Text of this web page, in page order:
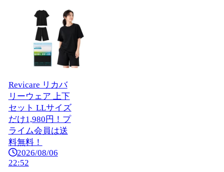
Revicare リカバ
リーウェア 上下
セット LLサイズ
だけ1,980円！プ
ライム会員は送
料無料！
2026/08/06
22:52